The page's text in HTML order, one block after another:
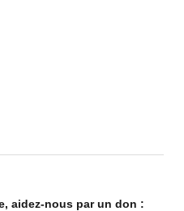
aidez-nous par un don :